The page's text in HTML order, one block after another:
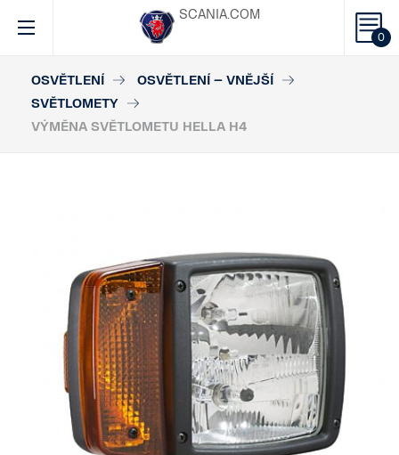
0
SCANIA.COM
OSVĚTLENÍ
OSVĚTLENÍ – VNĚJŠÍ
SVĚTLOMETY
VÝMĚNA SVĚTLOMETU HELLA H4